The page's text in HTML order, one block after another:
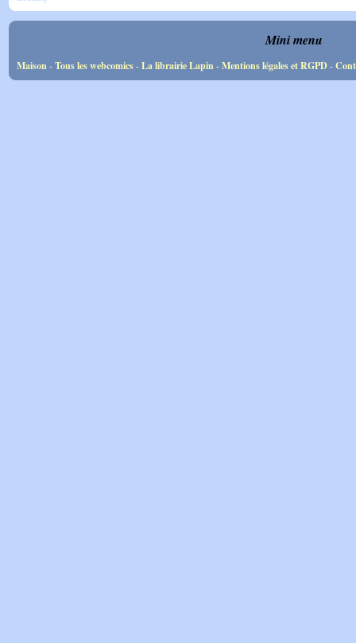
Mini menu
Maison-Tous les webcomics-La librairie Lapin-Mentions légales et RGPD-